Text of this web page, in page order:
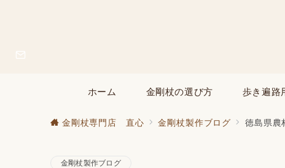
ホーム 金剛杖の選び方 歩き遍路
金剛杖専門店 直心 金剛杖製作ブログ 徳島県農
金剛杖製作ブログ